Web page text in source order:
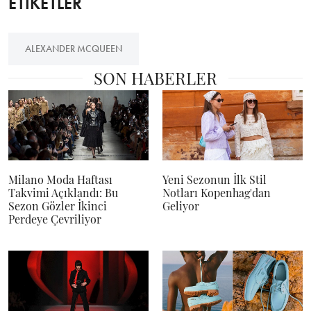
ALEXANDER MCQUEEN
SON HABERLER
Milano Moda Haftası
Takvimi Açıklandı: Bu
Sezon Gözler İkinci
Perdeye Çevriliyor
Yeni Sezonun İlk Stil
Notları Kopenhag'dan
Geliyor